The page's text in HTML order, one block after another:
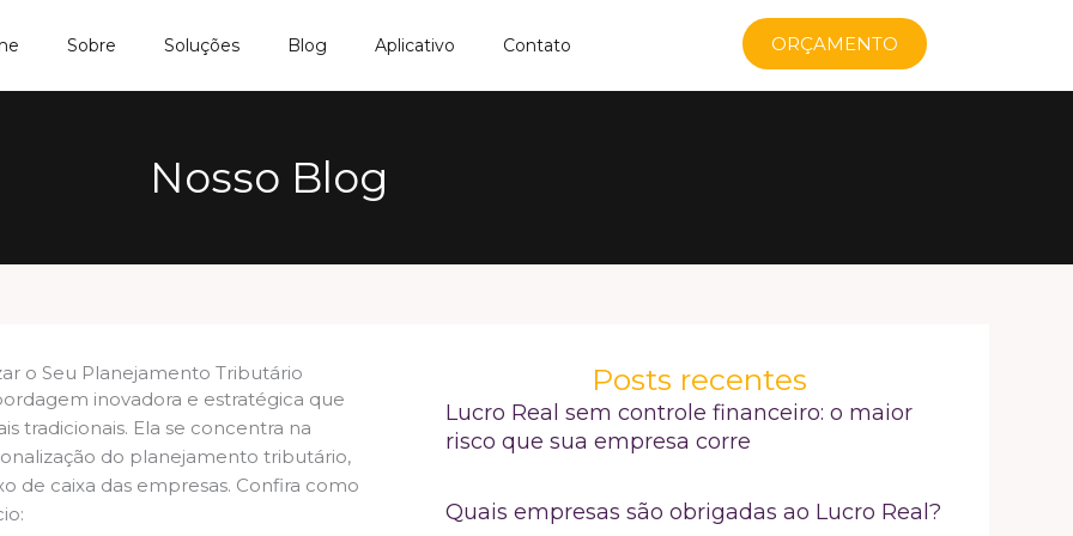
Sobre Soluções Blog Aplicativo Contato ORÇAMENTO
Nosso Blog
o Seu Planejamento Tributário
inovadora e estratégica que
tradicionais. Ela se concentra na
do planejamento tributário,
de caixa das empresas. Confira como
Posts recentes
Lucro Real sem controle financeiro: o maior
risco que sua empresa corre
Quais empresas são obrigadas ao Lucro Real?